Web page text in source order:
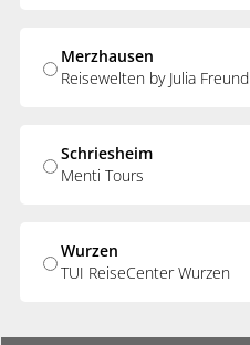
Merzhausen
Reisewelten by Julia Freund
Schriesheim
Menti Tours
Wurzen
TUI ReiseCenter Wurzen